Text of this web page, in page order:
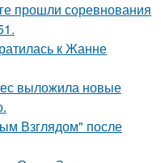
прошли соревнования
к Жанне
выложила новые
Взглядом" после